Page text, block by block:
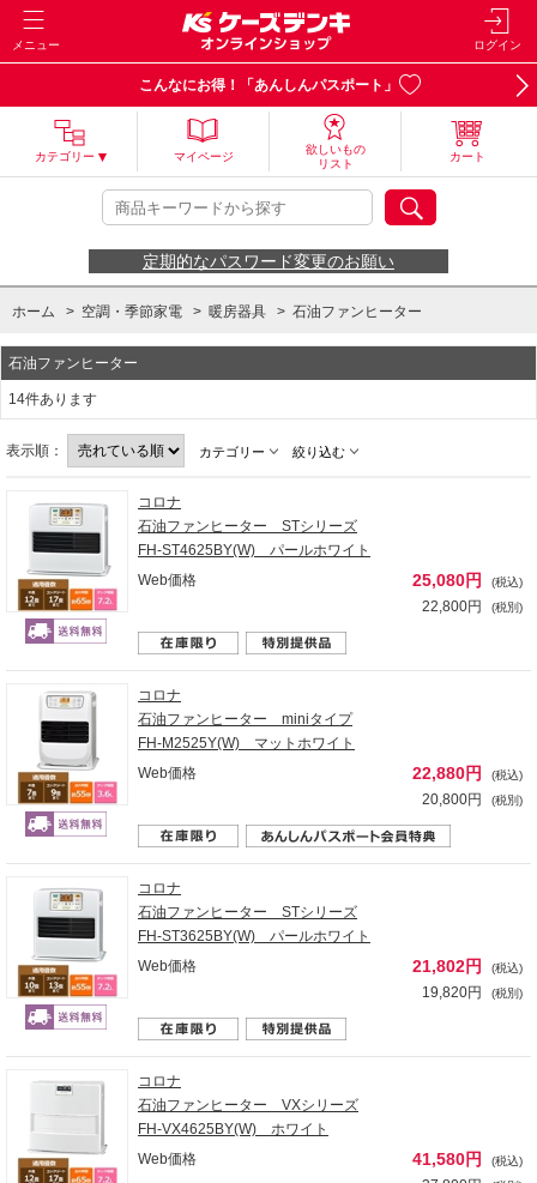
メニュー ログイン
こんなにお得！「あんしんパスポート」
カテゴリー マイページ
欲しいもの
リスト
カート
定期的なパスワード変更のお願い
ホーム > 空調・季節家電 > 暖房器具 > 石油ファンヒーター
石油ファンヒーター
14件あります
表示順： カテゴリー 絞り込む
コロナ
石油ファンヒーター STシリーズ
FH-ST4625BY(W) パールホワイト
Web価格
25,080円 (税込)
22,800円 (税別)
コロナ
石油ファンヒーター miniタイプ
FH-M2525Y(W) マットホワイト
Web価格
22,880円 (税込)
20,800円 (税別)
コロナ
石油ファンヒーター STシリーズ
FH-ST3625BY(W) パールホワイト
Web価格
21,802円 (税込)
19,820円 (税別)
コロナ
石油ファンヒーター VXシリーズ
FH-VX4625BY(W) ホワイト
Web価格
41,580円 (税込)